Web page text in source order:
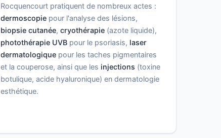
Rocquencourt pratiquent de nombreux actes :
dermoscopiepour l'analyse des lésions,
biopsie cutanée, cryothérapie(azote liquide),
photothérapie UVBpour le psoriasis, laser
dermatologiquepour les taches pigmentaires
et la couperose, ainsi que les injections (toxine
botulique, acide hyaluronique) en dermatologie
esthétique.